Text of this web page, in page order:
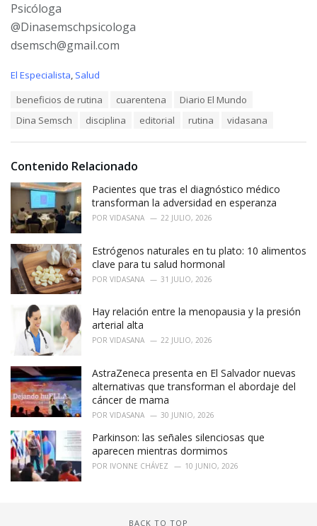
Psicóloga
@Dinasemschpsicologa
dsemsch@gmail.com
C
i
s
El Especialista, Salud
beneficios de rutina cuarentena
Diario El Mundo
Dina Semsch
disciplina editorial rutina vidasana
Contenido Relacionado
Pacientes que tras el diagnóstico médico
transforman la adversidad en esperanza
POR VIDASANA 22 JULIO, 2026
Estrógenos naturales en tu plato: 10 alimentos
clave para tu salud hormonal
POR VIDASANA 31 JULIO, 2026
Hay relación entre la menopausia y la presión
arterial alta
POR VIDASANA 22 JULIO, 2026
AstraZeneca presenta en El Salvador nuevas
alternativas que transforman el abordaje del
cáncer de mama
POR VIDASANA 30 JUNIO, 2026
Parkinson: las señales silenciosas que
aparecen mientras dormimos
POR IVONNE CHÁVEZ 10 JUNIO, 2026
BACK TO TOP